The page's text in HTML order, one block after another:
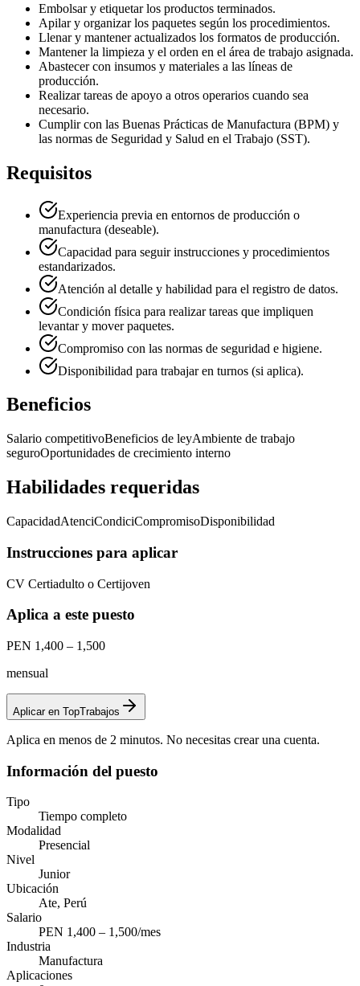
Embolsar y etiquetar los productos terminados.
Apilar y organizar los paquetes según los procedimientos.
Llenar y mantener actualizados los formatos de producción.
Mantener la limpieza y el orden en el área de trabajo asignada.
Abastecer con insumos y materiales a las líneas de
producción.
Realizar tareas de apoyo a otros operarios cuando sea
necesario.
Cumplir con las Buenas Prácticas de Manufactura (BPM) y
las normas de Seguridad y Salud en el Trabajo (SST).
Requisitos
Experiencia previa en entornos de producción o
manufactura (deseable).
Capacidad para seguir instrucciones y procedimientos
estandarizados.
Atención al detalle y habilidad para el registro de datos.
Condición física para realizar tareas que impliquen
levantar y mover paquetes.
Compromiso con las normas de seguridad e higiene.
Disponibilidad para trabajar en turnos (si aplica).
Beneficios
Salario competitivoBeneficios de leyAmbiente de trabajo
seguroOportunidades de crecimiento interno
Habilidades requeridas
CapacidadAtenciCondiciCompromisoDisponibilidad
Instrucciones para aplicar
CV Certiadulto o Certijoven
Aplica a este puesto
PEN 1,400 – 1,500
mensual
Aplicar en TopTrabajos
Aplica en menos de 2 minutos. No necesitas crear una cuenta.
Información del puesto
Tipo
Tiempo completo
Modalidad
Presencial
Nivel
Junior
Ubicación
Ate, Perú
Salario
PEN 1,400 – 1,500/mes
Industria
Manufactura
Aplicaciones